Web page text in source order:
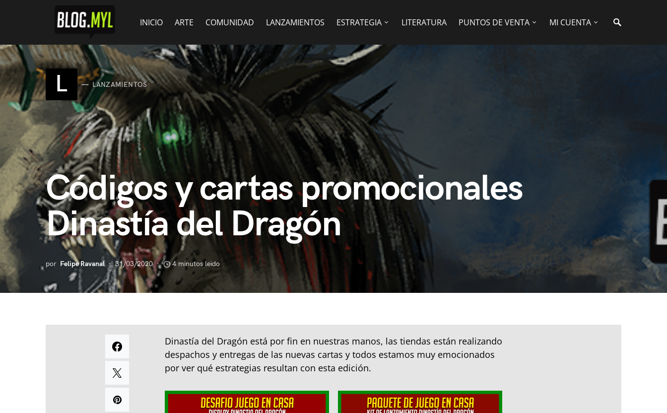
INICIO ARTE COMUNIDAD LANZAMIENTOS ESTRATEGIA LITERATURA PUNTOS DE VENTA MI CUENTA
L LANZAMIENTOS
Códigos y cartas promocionales
Dinastía del Dragón
por Felipe Ravanal 31/03/2020 4 minutos leido
Dinastía del Dragón está por fin en nuestras manos, las tiendas están realizando
despachos y entregas de las nuevas cartas y todos estamos muy emocionados
por ver qué estrategias resultan con esta edición.